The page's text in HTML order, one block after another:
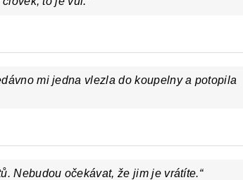
mi jedna vlezla do koupelny a potopila
Nebudou očekávat, že jim je vrátíte.“